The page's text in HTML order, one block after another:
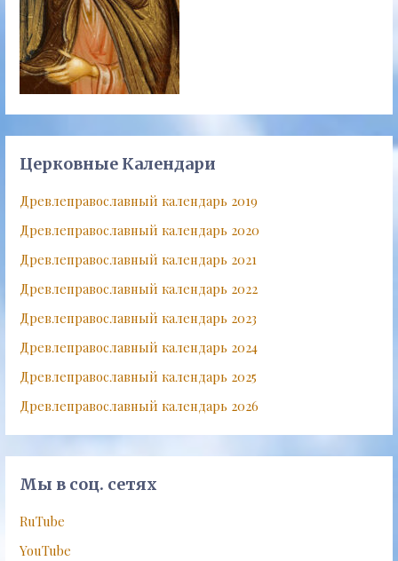
Церковные Календари
Древлеправославный календарь 2019
Древлеправославный календарь 2020
Древлеправославный календарь 2021
Древлеправославный календарь 2022
Древлеправославный календарь 2023
Древлеправославный календарь 2024
Древлеправославный календарь 2025
Древлеправославный календарь 2026
Мы в соц. сетях
RuTube
YouTube